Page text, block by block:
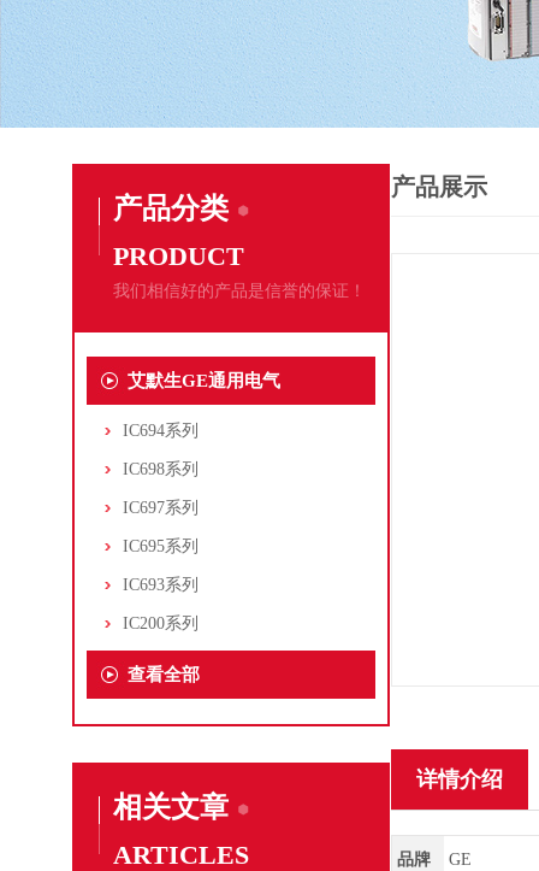
产品分类
PRODUCT
我们相信好的产品是信誉的保证！
艾默生GE通用电气
IC694系列
IC698系列
IC697系列
IC695系列
IC693系列
IC200系列
查看全部
相关文章
ARTICLES
产品展示
详情介绍
品牌 GE